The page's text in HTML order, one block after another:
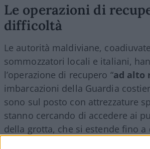
Le operazioni di
difficoltà
Le autorità maldiviane,
sommozzatori locali e italiani,
l’operazione di recupero “ad alto
imbarcazioni della Guardia
sono sul posto con attrezzature
stanno cercando di accedere ai
della grotta, che si estende fino a